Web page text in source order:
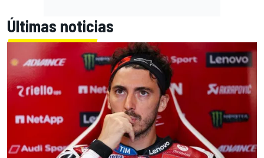
Últimas noticias